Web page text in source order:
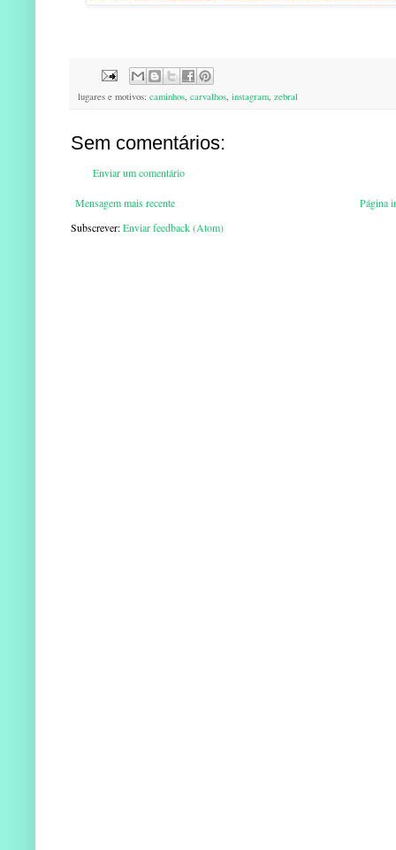
lugares e motivos: caminhos, carvalhos, instagram, zebral
Sem comentários:
Enviar um comentário
Mensagem mais recente
Página
Subscrever:Enviar feedback (Atom)